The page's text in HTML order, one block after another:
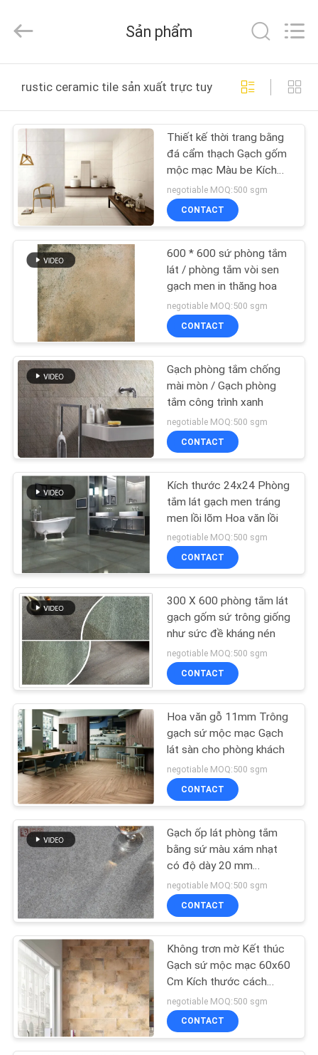
SẢN
PHẨM
VIDEO
VỀ
CHÚNG
CHUYẾN
THAM
QUAN
NHÀ
MÁY
KIỂM
SOÁT
CHẤT
LƯỢNG
LIÊN
HỆ
VỚI
CHÚNG
TÔI
YÊU
CẦU
ĐẶT
GIÁ
SƠ
ĐỒ
TRANG
WEB
CHÍNH
SÁCH
BẢO
MẬT
CERAMICS
Rights
Sản phẩm
rustic ceramic tile sản xuất trực tuyến
Thiết kế thời trang bằng
đá cẩm thạch Gạch gốm
mộc mạc Màu be Kích
thước 400 * 800 mm
negotiable MOQ:500 sgm
CONTACT
600 * 600 sứ phòng tắm
lát / phòng tắm vòi sen
gạch men in thăng hoa
negotiable MOQ:500 sgm
CONTACT
Gạch phòng tắm chống
mài mòn / Gạch phòng
tắm công trình xanh
negotiable MOQ:500 sgm
CONTACT
Kích thước 24x24 Phòng
tắm lát gạch men tráng
men lồi lõm Hoa văn lồi
negotiable MOQ:500 sgm
CONTACT
300 X 600 phòng tắm lát
gạch gốm sứ trông giống
như sức đề kháng nén
negotiable MOQ:500 sgm
CONTACT
Hoa văn gỗ 11mm Trông
gạch sứ mộc mạc Gạch
lát sàn cho phòng khách
negotiable MOQ:500 sgm
CONTACT
Gạch ốp lát phòng tắm
bằng sứ màu xám nhạt
có độ dày 20 mm
600x600 Mm
negotiable MOQ:500 sgm
CONTACT
Không trơn mờ Kết thúc
Gạch sứ mộc mạc 60x60
Cm Kích thước cách
nhiệt
negotiable MOQ:500 sgm
CONTACT